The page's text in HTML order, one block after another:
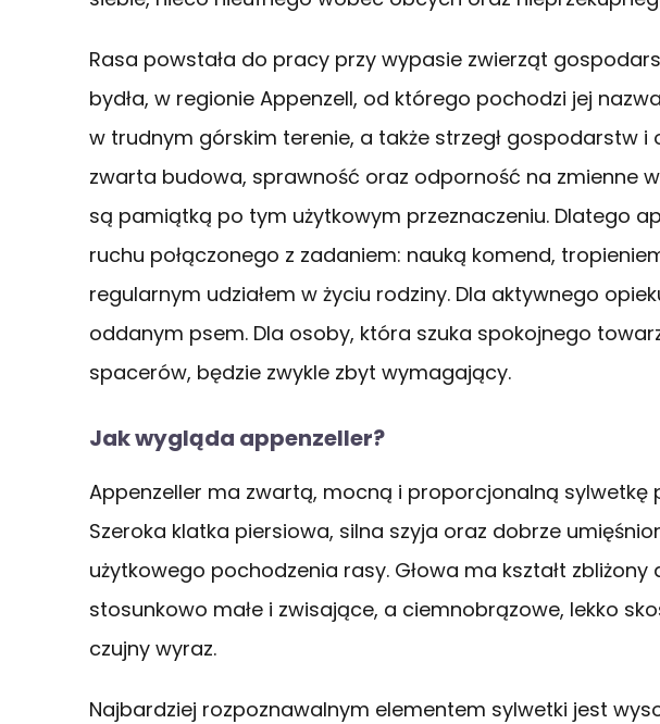
Rasa powstała do pracy przy wypasie zwierząt
bydła, w regionie Appenzell, od którego pochodzi jej
w trudnym górskim terenie, a także strzegł gospodarstw i
zwarta budowa, sprawność oraz odporność na zmienne
są pamiątką po tym użytkowym przeznaczeniu. Dlatego
ruchu połączonego z zadaniem: nauką komend,
regularnym udziałem w życiu rodziny. Dla aktywnego
oddanym psem. Dla osoby, która szuka spokojnego
spacerów, będzie zwykle zbyt wymagający.
Jak wygląda appenzeller?
Appenzeller ma zwartą, mocną i proporcjonalną sylwetkę
Szeroka klatka piersiowa, silna szyja oraz dobrze
użytkowego pochodzenia rasy. Głowa ma kształt
stosunkowo małe i zwisające, a ciemnobrązowe, lekko
czujny wyraz.
Najbardziej rozpoznawalnym elementem sylwetki jest